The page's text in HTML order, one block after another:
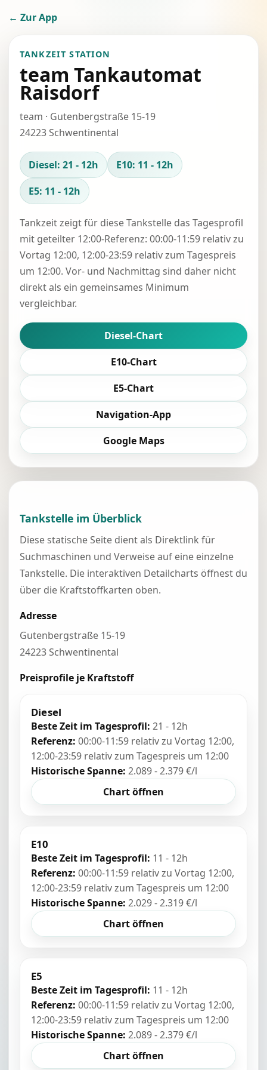
← Zur App
TANKZEIT STATION
team Tankautomat
Raisdorf
team · Gutenbergstraße 15-19
24223 Schwentinental
Diesel: 21 - 12h
E10: 11 - 12h
E5: 11 - 12h
Tankzeit zeigt für diese Tankstelle das Tagesprofil
mit geteilter 12:00-Referenz: 00:00-11:59 relativ zu
Vortag 12:00, 12:00-23:59 relativ zum Tagespreis
um 12:00. Vor- und Nachmittag sind daher nicht
direkt als ein gemeinsames Minimum
vergleichbar.
Diesel-Chart
E10-Chart
E5-Chart
Navigation-App
Google Maps
Tankstelle im Überblick
Diese statische Seite dient als Direktlink für
Suchmaschinen und Verweise auf eine einzelne
Tankstelle. Die interaktiven Detailcharts öffnest du
über die Kraftstoffkarten oben.
Adresse
Gutenbergstraße 15-19
24223 Schwentinental
Preisprofile je Kraftstoff
Diesel
Beste Zeit im Tagesprofil: 21 - 12h
Referenz: 00:00-11:59 relativ zu Vortag 12:00,
12:00-23:59 relativ zum Tagespreis um 12:00
Historische Spanne: 2.089 - 2.379 €/l
Chart öffnen
E10
Beste Zeit im Tagesprofil: 11 - 12h
Referenz: 00:00-11:59 relativ zu Vortag 12:00,
12:00-23:59 relativ zum Tagespreis um 12:00
Historische Spanne: 2.029 - 2.319 €/l
Chart öffnen
E5
Beste Zeit im Tagesprofil: 11 - 12h
Referenz: 00:00-11:59 relativ zu Vortag 12:00,
12:00-23:59 relativ zum Tagespreis um 12:00
Historische Spanne: 2.089 - 2.379 €/l
Chart öffnen